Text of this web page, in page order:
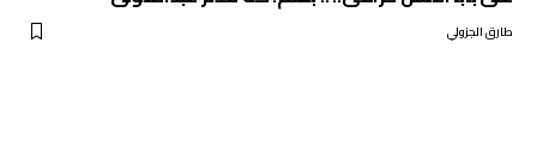
طارق الجزولي